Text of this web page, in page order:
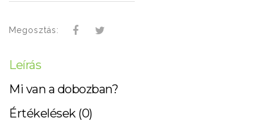
Megosztás:
Leírás
Mi van a dobozban?
Értékelések (0)